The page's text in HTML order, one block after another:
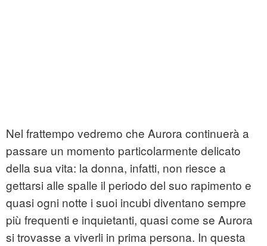
Nel frattempo vedremo che Aurora continuerà a
passare un momento particolarmente delicato
della sua vita: la donna, infatti, non riesce a
gettarsi alle spalle il periodo del suo rapimento e
quasi ogni notte i suoi incubi diventano sempre
più frequenti e inquietanti, quasi come se Aurora
si trovasse a viverli in prima persona. In questa